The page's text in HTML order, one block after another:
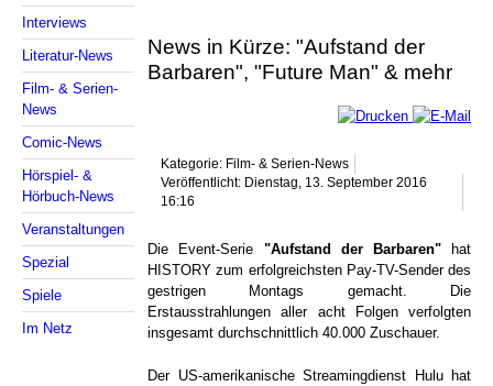
Interviews
Literatur-News
Film- & Serien-
News
Comic-News
Hörspiel- &
Hörbuch-News
Veranstaltungen
Spezial
Spiele
Im Netz
News in Kürze: "Aufstand der
Barbaren", "Future Man" & mehr
Kategorie: Film- & Serien-News
Veröffentlicht: Dienstag, 13. September 2016
16:16
Die Event-Serie "Aufstand der Barbaren"hat
HISTORY zum erfolgreichsten Pay-TV-Sender des
gestrigen Montags gemacht. Die
Erstausstrahlungen aller acht Folgen verfolgten
insgesamt durchschnittlich 40.000 Zuschauer.
Der US-amerikanische Streamingdienst Hulu hat